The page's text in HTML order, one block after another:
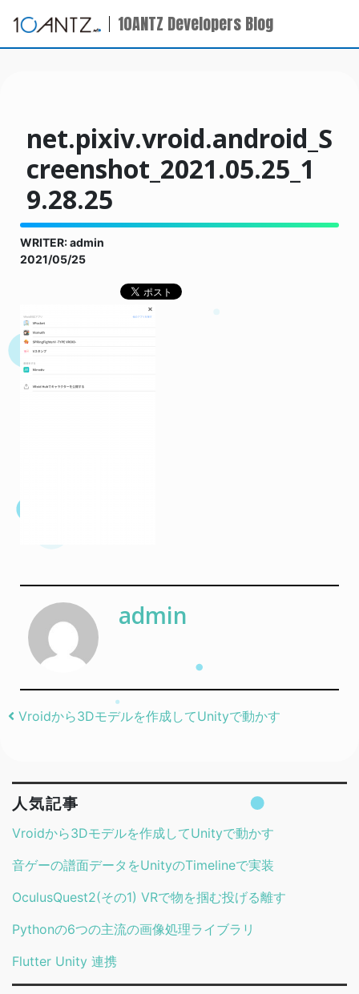
10ANTZ Developers Blog
net.pixiv.vroid.android_S
creenshot_2021.05.25_1
9.28.25
WRITER: admin
2021/05/25
admin
Post navigation
Vroidから3Dモデルを作成してUnityで動かす
人気記事
Vroidから3Dモデルを作成してUnityで動かす
音ゲーの譜面データをUnityのTimelineで実装
OculusQuest2(その1) VRで物を掴む投げる離す
Pythonの6つの主流の画像処理ライブラリ
Flutter Unity 連携